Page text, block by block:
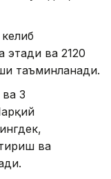
этади ва 2120
таъминланади.
ва 3
ва